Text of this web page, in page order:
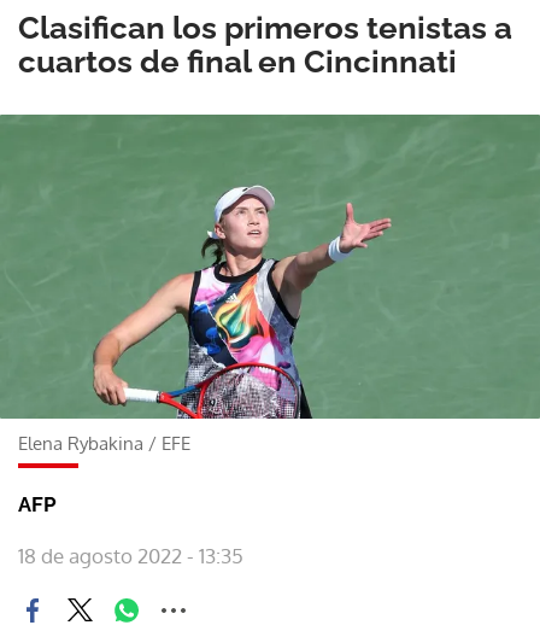
Clasifican los primeros tenistas a
cuartos de final en Cincinnati
Elena Rybakina / EFE
AFP
18 de agosto 2022 - 13:35